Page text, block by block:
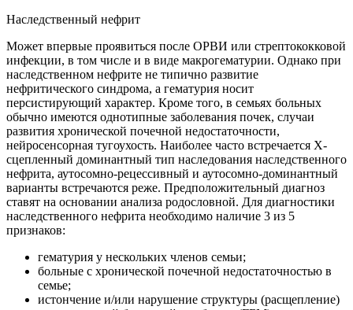
Наследственный нефрит
Может впервые проявиться после ОРВИ или стрептококковой
инфекции, в том числе и в виде макрогематурии. Однако при
наследственном нефрите не типично развитие
нефритического синдрома, а гематурия носит
персистирующий характер. Кроме того, в семьях больных
обычно имеются однотипные заболевания почек, случаи
развития хронической почечной недостаточности,
нейросенсорная тугоухость. Наиболее часто встречается Х-
сцепленный доминантный тип наследования наследственного
нефрита, аутосомно-рецессивный и аутосомно-доминантный
варианты встречаются реже. Предположительный диагноз
ставят на основании анализа родословной. Для диагностики
наследственного нефрита необходимо наличие 3 из 5
признаков:
гематурия у нескольких членов семьи;
больные с хронической почечной недостаточностью в
семье;
истончение и/или нарушение структуры (расщепление)